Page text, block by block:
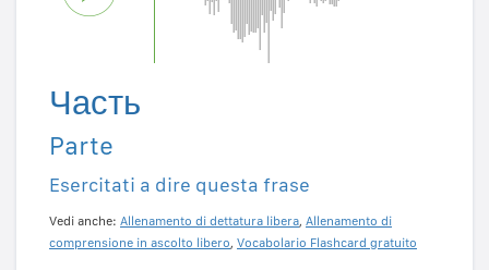
Часть
Parte
Esercitati a dire questa frase
Vedi anche: Allenamento di dettatura libera, Allenamento di
comprensione in ascolto libero, Vocabolario Flashcard gratuito